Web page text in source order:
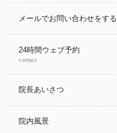
メールでお問い合わせをする
24時間ウェブ予約
contact
院長あいさつ
院内風景